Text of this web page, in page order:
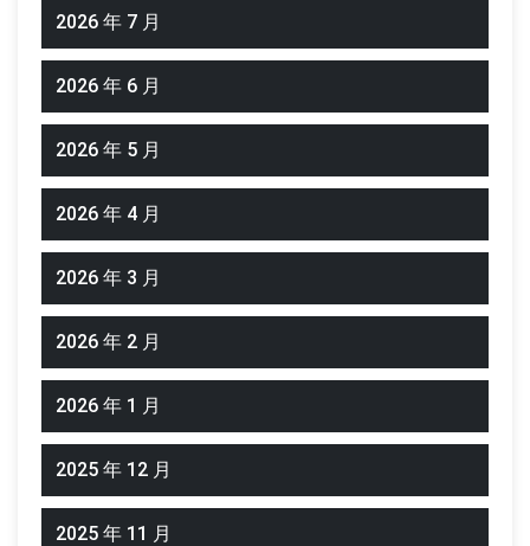
2026 年 7 月
2026 年 6 月
2026 年 5 月
2026 年 4 月
2026 年 3 月
2026 年 2 月
2026 年 1 月
2025 年 12 月
2025 年 11 月